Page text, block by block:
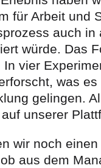
für Arbeit und
auch
würde. Das
vier
was
gelingen.
unserer
wir noch
aus dem